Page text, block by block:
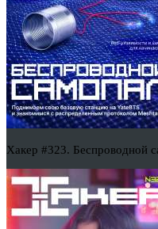
Хакер #323. Беспроводной